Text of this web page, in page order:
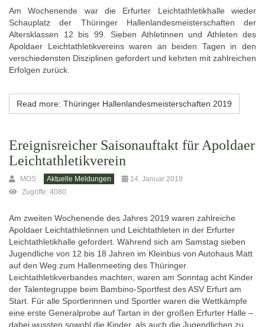
Am Wochenende war die Erfurter Leichtathletikhalle wieder
Schauplatz der Thüringer Hallenlandesmeisterschaften der
Altersklassen 12 bis 99. Sieben Athletinnen und Athleten des
Apoldaer Leichtathletikvereins waren an beiden Tagen in den
verschiedensten Disziplinen gefordert und kehrten mit zahlreichen
Erfolgen zurück.
Read more: Thüringer Hallenlandesmeisterschaften 2019
Ereignisreicher Saisonauftakt für Apoldaer
Leichtathletikverein
MOS Aktuelle Meldungen
14. Januar 2019
Zugriffe: 4080
Am zweiten Wochenende des Jahres 2019 waren zahlreiche
Apoldaer Leichtathletinnen und Leichtathleten in der Erfurter
Leichtathletikhalle gefordert. Während sich am Samstag sieben
Jugendliche von 12 bis 18 Jahren im Kleinbus von Autohaus Matt
auf den Weg zum Hallenmeeting des Thüringer
Leichtathletikverbandes machten, waren am Sonntag acht Kinder
der Talentegruppe beim Bambino-Sportfest des ASV Erfurt am
Start. Für alle Sportlerinnen und Sportler waren die Wettkämpfe
eine erste Generalprobe auf Tartan in der großen Erfurter Halle –
dabei wussten sowohl die Kinder, als auch die Jugendlichen zu